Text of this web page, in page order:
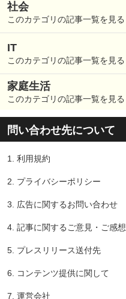
社会
このカテゴリの記事一覧を見る
IT
このカテゴリの記事一覧を見る
家庭生活
このカテゴリの記事一覧を見る
問い合わせ先について
1. 利用規約
2. プライバシーポリシー
3. 広告に関するお問い合わせ
4. 記事に関するご意見・ご感想
5. プレスリリース送付先
6. コンテンツ提供に関して
7. 運営会社